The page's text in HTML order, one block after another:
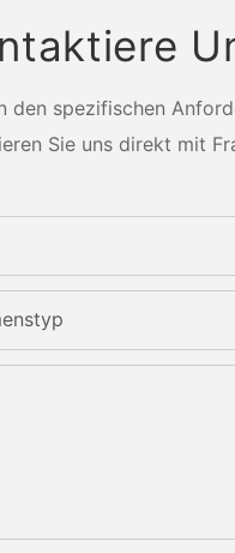
spezifischen
Sie uns direkt mit